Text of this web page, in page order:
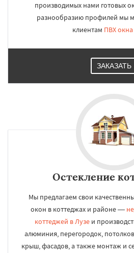
производимых нами готовых
разнообразию профилей мы
клиентам ПВХ
ЗАКАЗАТЬ
Остекление
Мы предлагаем свои
окон в коттеджах и районе —
коттеджей в Лузеи
алюминия, перегородок,
крыш, фасадов, а также монтаж и